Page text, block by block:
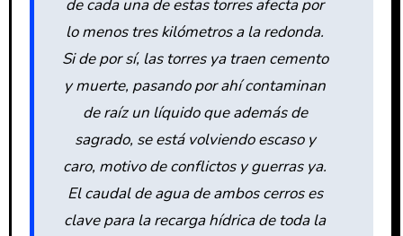
de cada una de estas torres afecta por
lo menos tres kilómetros a la redonda.
Si de por sí, las torres ya traen cemento
y muerte, pasando por ahí contaminan
de raíz un líquido que además de
sagrado, se está volviendo escaso y
caro, motivo de conflictos y guerras ya.
El caudal de agua de ambos cerros es
clave para la recarga hídrica de toda la